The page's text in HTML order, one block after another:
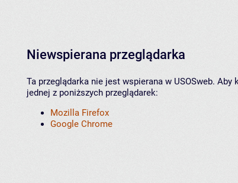
Niewspierana przeglądarka
Ta przeglądarka nie jest wspierana w USOSweb.
jednej z poniższych przeglądarek:
Mozilla Firefox
Google Chrome